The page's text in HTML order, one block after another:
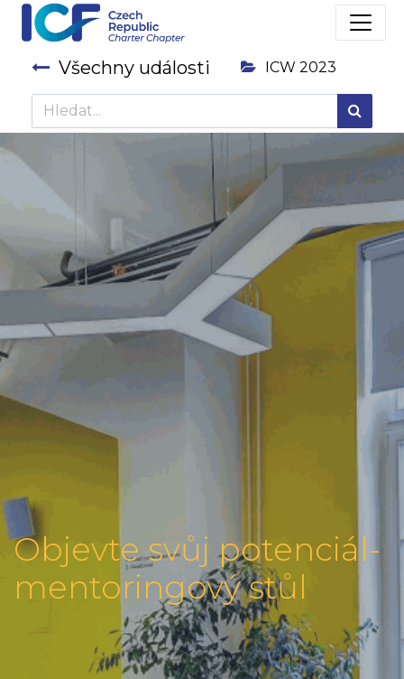
Všechny události ICW 2023
Objevte svůj potenciál-
mentoringový stůl